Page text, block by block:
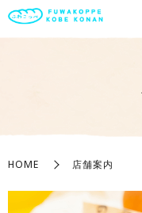
HOME 店舗案内